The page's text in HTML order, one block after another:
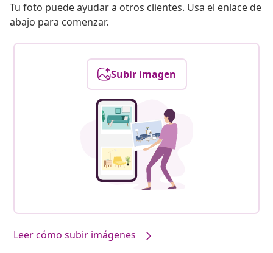
Tu foto puede ayudar a otros clientes. Usa el enlace de
abajo para comenzar.
Subir imagen
Leer cómo subir imágenes